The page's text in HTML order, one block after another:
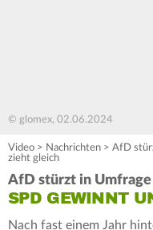
© glomex, 02.06.2024
Video > Nachrichten > AfD
zieht gleich
AfD stürzt in
SPD GEWINNT
Nach fast einem Jahr